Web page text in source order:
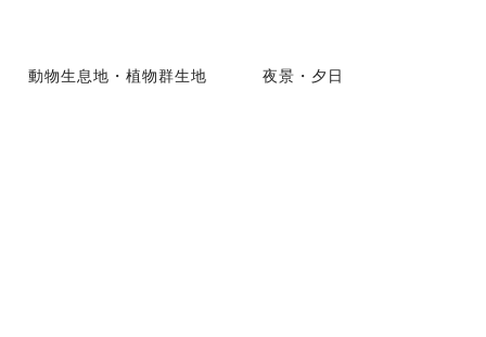
動物生息地・植物群生地 夜景・夕日